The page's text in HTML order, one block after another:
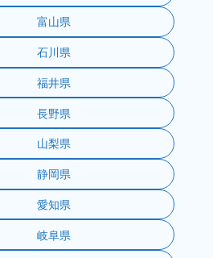
富山県
石川県
福井県
長野県
山梨県
静岡県
愛知県
岐阜県